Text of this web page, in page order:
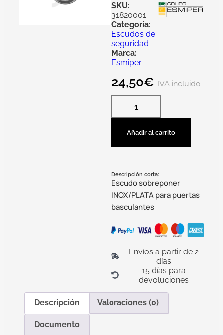
SKU:
31820001
Categoría:
Escudos de
seguridad
Marca:
Esmiper
24,50€ IVA incluido
Añadir al carrito
Descripción corta:
Escudo sobreponer
INOX/PLATA para puertas
basculantes
Envíos a partir de 2
días
15 días para
devoluciones
Descripción Valoraciones (0)
Documento